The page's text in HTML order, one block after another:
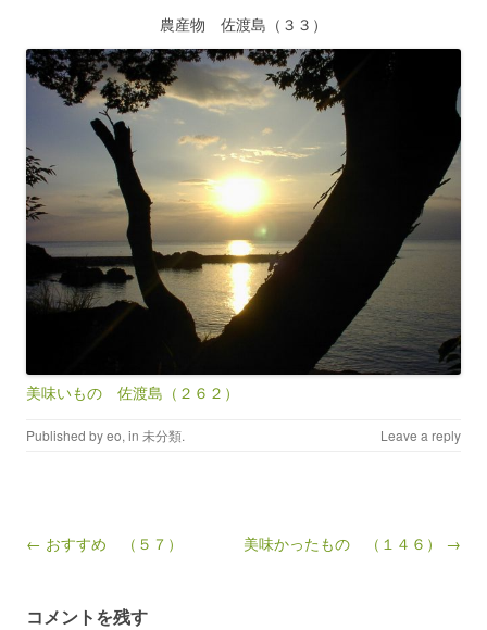
農産物 佐渡島（３３）
美味いもの 佐渡島（２６２）
Published byeo, in 未分類. Leave a reply
Post navigation
← おすすめ （５７） 美味かったもの （１４６） →
コメントを残す